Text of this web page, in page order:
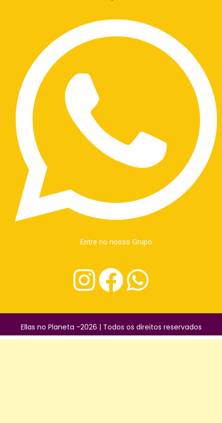
Entre no nosso Grupo
Ellas no Planeta -2026 | Todos os direitos reservados